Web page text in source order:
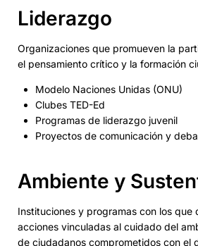
Liderazgo
Organizaciones que promueven la
el pensamiento crítico y la formación
Modelo Naciones Unidas (ONU)
Clubes TED-Ed
Programas de liderazgo juvenil
Proyectos de comunicación y
Ambiente y
Instituciones y programas con los que
acciones vinculadas al cuidado del
de ciudadanos comprometidos con el